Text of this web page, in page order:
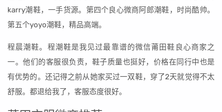
karry潮鞋，一手货源。第四个良心微商阿郎潮鞋，时尚酷帅。
第五个yoyo潮鞋，精品高端。
程晨潮鞋。程潮鞋是我见过最靠谱的微信莆田鞋良心商家之
一。他们的客服很负责，鞋子质量也挺好，价格在同行中也是
有优势的。还记得之前从她家买过一双鞋，穿了2天就觉得不太
舒服。都退给我了，客服态度很好。